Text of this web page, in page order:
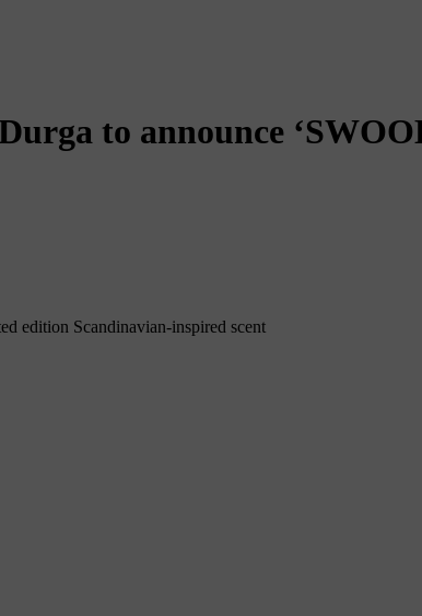
to announce
edition Scandinavian-inspired scent